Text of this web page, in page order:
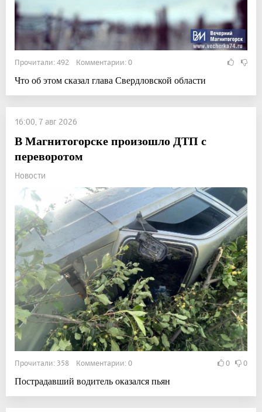
Прочитали: 492 Комментарии: 0
Что об этом сказал глава Свердловской области
16:00, 7 авг 2026
В Магнитогорске произошло ДТП с
переворотом
Новости
Прочитали: 358 Комментарии: 0 0 0
Пострадавший водитель оказался пьян